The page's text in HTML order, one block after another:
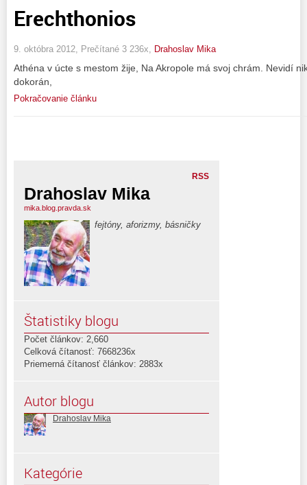
Erechthonios
9. októbra 2012, Prečítané 3 236x, Drahoslav Mika
Athéna v úcte s mestom žije, Na Akropole má svoj chrám. Nevidí
dokorán,
Pokračovanie článku
RSS
Drahoslav Mika
mika.blog.pravda.sk
fejtóny, aforizmy, básničky
Štatistiky blogu
Počet článkov: 2,660
Celková čítanosť: 7668236x
Priemerná čítanosť článkov: 2883x
Autor blogu
Drahoslav Mika
Kategórie